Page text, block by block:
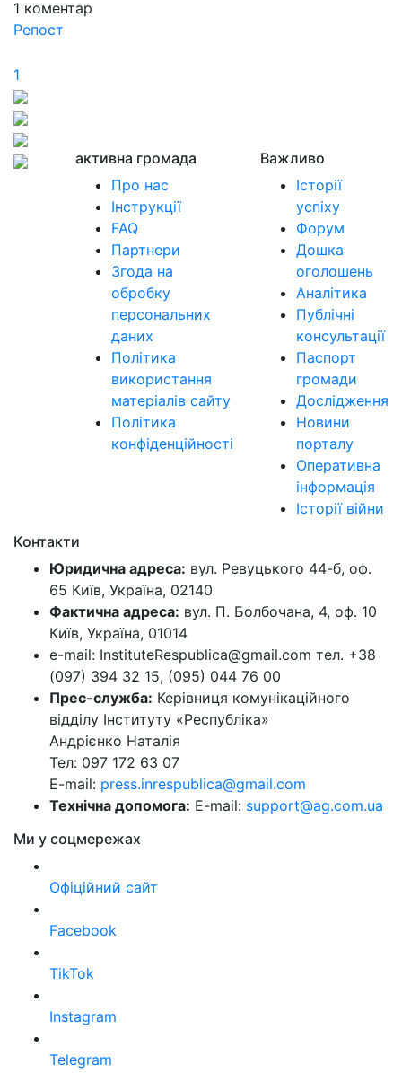
1 коментар
Репост
1
активна громада
Про нас
Інструкції
FAQ
Партнери
Згода на
обробку
персональних
даних
Політика
використання
матеріалів сайту
Політика
конфіденційності
Важливо
Історії
успіху
Форум
Дошка
оголошень
Аналітика
Публічні
консультації
Паспорт
громади
Дослідження
Новини
порталу
Оперативна
інформація
Історії війни
Контакти
Юридична адреса: вул. Ревуцького 44-б, оф.
65 Київ, Україна, 02140
Фактична адреса: вул. П. Болбочана, 4, оф. 10
Київ, Україна, 01014
e-mail: InstituteRespublica@gmail.com тел. +38
(097) 394 32 15, (095) 044 76 00
Прес-служба: Керівниця комунікаційного
відділу Інституту «Республіка»
Андрієнко Наталія
Тел: 097 172 63 07
E-mail: press.inrespublica@gmail.com
Технічна допомога: E-mail: support@ag.com.ua
Ми у соцмережах
Офіційний сайт
Facebook
TikTok
Instagram
Telegram